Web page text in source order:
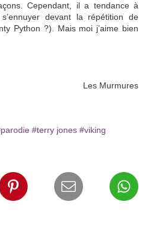
Cependant, il a tendance à
devant la répétition de
Python ?). Mais moi j’aime bien
Les Murmures
#terry jones #viking